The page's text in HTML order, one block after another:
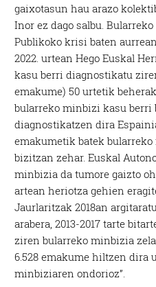
gaixotasun hau arazo
Inor ez dago salbu.
Publikoko krisi baten
2022. urtean Hego Euskal
kasu berri diagnostikatu
emakume) 50 urtetik
bularreko minbizi kasu berri
diagnostikatzen dira
emakumetik batek
bizitzan zehar. Euskal
minbizia da tumore gaizto
artean heriotza gehien
Jaurlaritzak 2018an
arabera, 2013-2017 tarte
ziren bularreko minbizia
6.528 emakume hiltzen dira
minbiziaren ondorioz”.